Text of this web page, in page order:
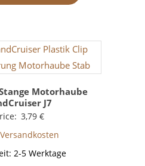
Motorhaube
J7
3,79 €
Versandkosten
2-5 Werktage